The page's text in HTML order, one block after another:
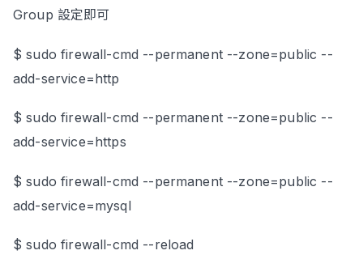
Group 設定即可
$ sudo firewall-cmd --permanent --zone=public --
add-service=http
$ sudo firewall-cmd --permanent --zone=public --
add-service=https
$ sudo firewall-cmd --permanent --zone=public --
add-service=mysql
$ sudo firewall-cmd --reload